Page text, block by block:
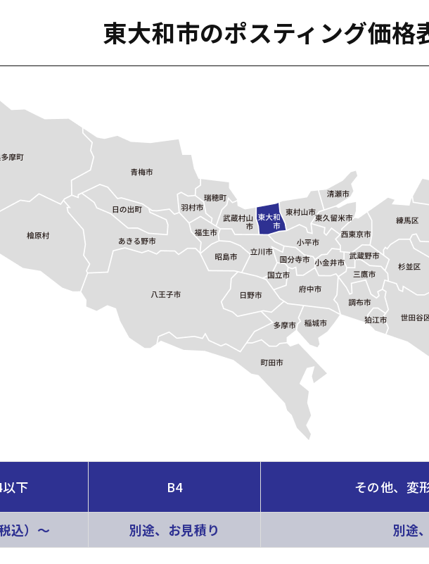
東大和市のポスティング価格
下 B4 その他、変
込）〜 別途、お見積り 別途